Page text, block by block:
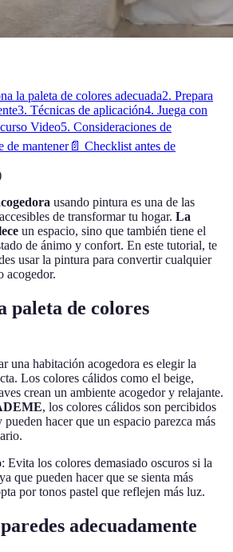
la paleta de colores adecuada2. Prepara
3. Técnicas de aplicación4. Juega con
Video5. Consideraciones de
de mantener📄 Checklist antes de
usando pintura es una de las
de transformar tu hogar. La
un espacio, sino que también tiene el
de ánimo y confort. En este tutorial, te
usar la pintura para convertir cualquier
acogedor.
paleta de colores
una habitación acogedora es elegir la
Los colores cálidos como el beige,
crean un ambiente acogedor y relajante.
, los colores cálidos son percibidos
hacer que un espacio parezca más
: Evita los colores demasiado oscuros si la
que pueden hacer que se sienta más
por tonos pastel que reflejen más luz.
adecuadamente